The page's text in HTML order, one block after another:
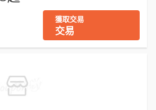
獲取交易
交易